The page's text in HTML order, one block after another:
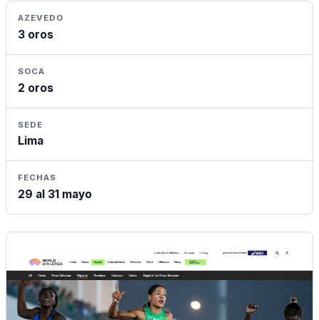
AZEVEDO
3 oros
SOCA
2 oros
SEDE
Lima
FECHAS
29 al 31 mayo